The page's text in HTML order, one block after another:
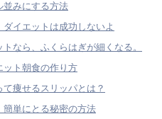
並みにする方法
イエットは成功しないよ
なら、ふくらはぎが細くなる。
ット朝食の作り方
痩せるスリッパとは？
簡単にとる秘密の方法